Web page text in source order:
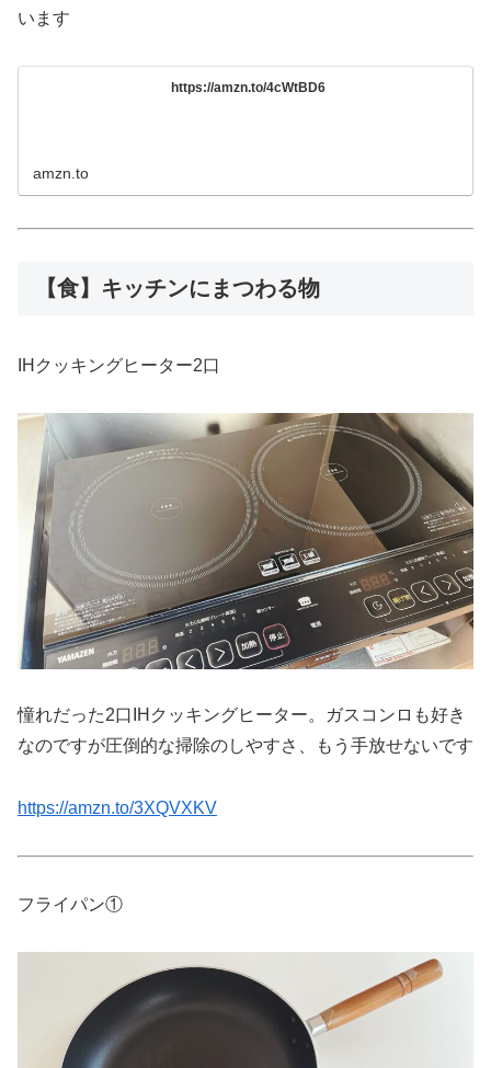
います
https://amzn.to/4cWtBD6
amzn.to
【食】キッチンにまつわる物
IHクッキングヒーター2口
憧れだった2口IHクッキングヒーター。ガスコンロも好き
なのですが圧倒的な掃除のしやすさ、もう手放せないです
https://amzn.to/3XQVXKV
フライパン①